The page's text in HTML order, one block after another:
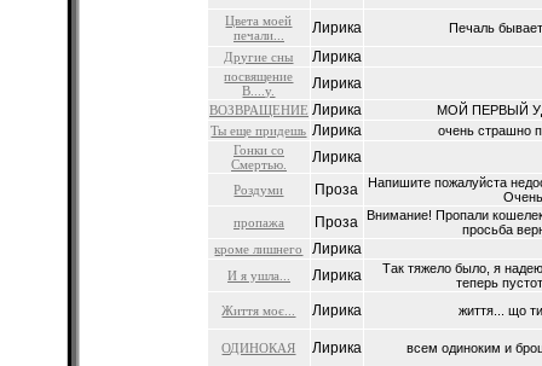
Цвета моей
печали...
Лирика
Печаль
Другие сны
Лирика
посвящение
В....у.
Лирика
ВОЗВРАЩЕНИЕ Лирика
МОЙ ПЕРВЫЙ
Ты еще придешь Лирика
очень страшно
Гонки со
Смертью.
Лирика
Роздуми Проза
Напишите пожалуйста
пропажа
Проза
Внимание! Пропали
просьба
кроме лишнего
Лирика
И я ушла... Лирика
Так тяжело было, я
теперь
Життя моє...
Лирика життя... що
ОДИНОКАЯ Лирика всем одиноким и